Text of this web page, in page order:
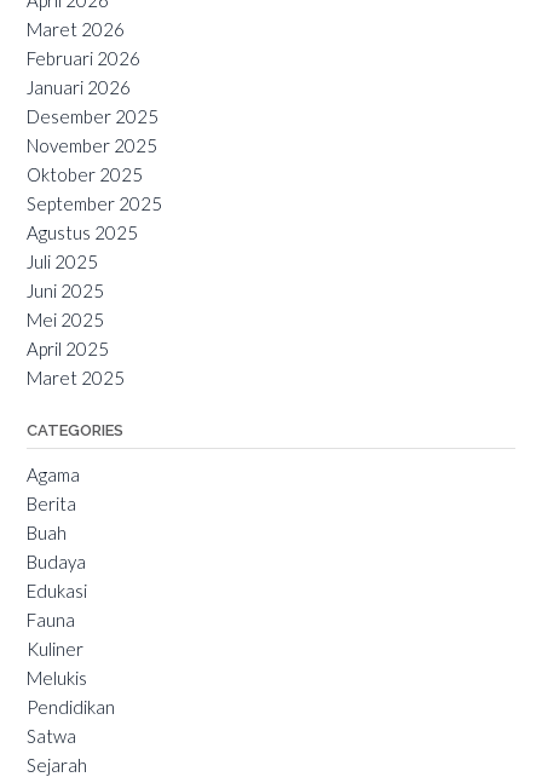
Maret 2026
Februari 2026
Januari 2026
Desember 2025
November 2025
Oktober 2025
September 2025
Agustus 2025
Juli 2025
Juni 2025
Mei 2025
April 2025
Maret 2025
CATEGORIES
Agama
Berita
Buah
Budaya
Edukasi
Fauna
Kuliner
Melukis
Pendidikan
Satwa
Sejarah